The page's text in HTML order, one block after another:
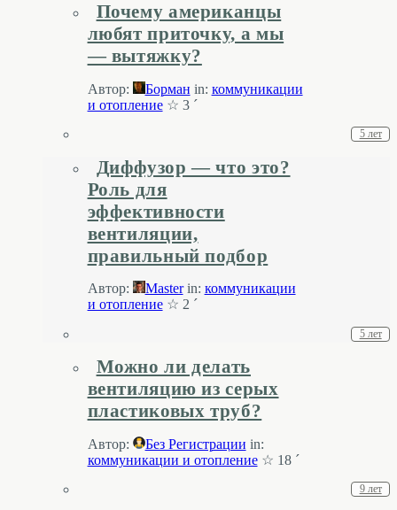
Почему американцы
любят приточку, а мы
— вытяжку?
Автор: Борман in: коммуникации
и отопление☆ 3 ´
5 лет
Диффузор — что это?
Роль для
эффективности
вентиляции,
правильный подбор
Автор: Master in: коммуникации
и отопление☆ 2 ´
5 лет
Можно ли делать
вентиляцию из серых
пластиковых труб?
Автор: Без Регистрации in:
коммуникации и отопление☆ 18 ´
9 лет